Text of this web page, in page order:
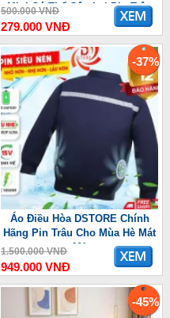
Mini Có Thể Gập Lại Pin Trâu
3600 mAh
500.000 VNĐ
279.000 VNĐ
-37%
Áo Điều Hòa DSTORE Chính
Hãng Pin Trâu Cho Mùa Hè Mát
Mẻ
1.500.000 VNĐ
949.000 VNĐ
-45%